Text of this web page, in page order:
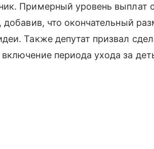
Примерный уровень выплат
что окончательный
Также депутат призвал
периода ухода за